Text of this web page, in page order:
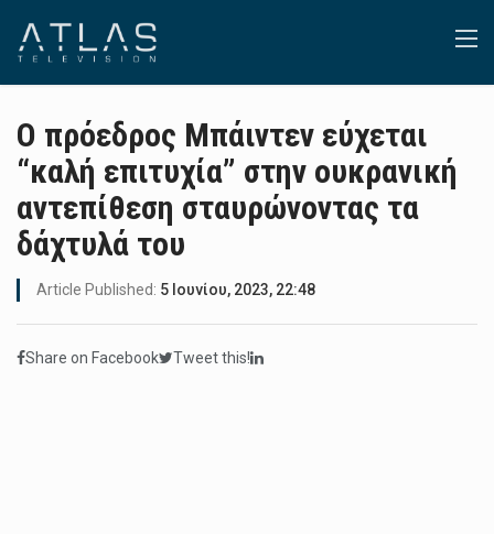
Ο πρόεδρος Μπάιντεν εύχεται
“καλή επιτυχία” στην ουκρανική
αντεπίθεση σταυρώνοντας τα
δάχτυλά του
Article Published: 5 Ιουνίου, 2023, 22:48
Share on Facebook Tweet this!